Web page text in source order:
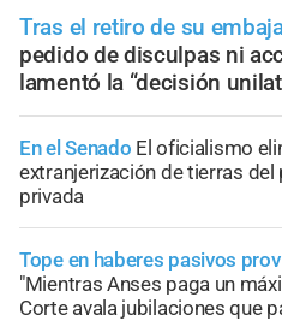
Tras el retiro de su
pedido de disculpas ni
lamentó la “decisión
En el Senado El oficialismo
extranjerización de tierras
privada
Tope en haberes pasivos
"Mientras Anses paga un
Corte avala jubilaciones que